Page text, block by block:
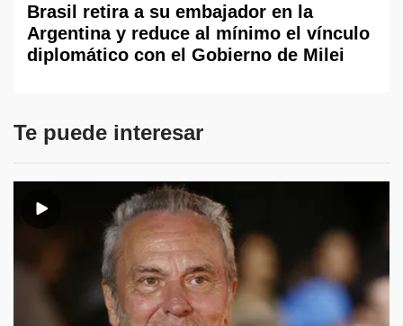
Brasil retira a su embajador en la
Argentina y reduce al mínimo el vínculo
diplomático con el Gobierno de Milei
Te puede interesar